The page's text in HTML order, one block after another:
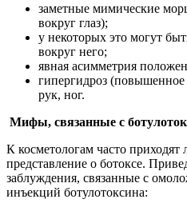
заметные мимические
вокруг глаз);
у некоторых это могут
вокруг него;
явная асимметрия
гипергидроз
рук, ног.
Мифы, связанные с
К косметологам часто
представление о ботоксе.
заблуждения, связанные с
инъекций ботулотоксина: